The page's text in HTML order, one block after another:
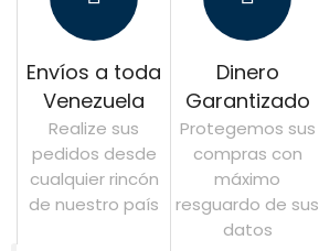
Envíos a toda
Venezuela
Realize sus
pedidos desde
cualquier rincón
de nuestro país
Dinero
Garantizado
Protegemos sus
compras con
máximo
resguardo de sus
datos